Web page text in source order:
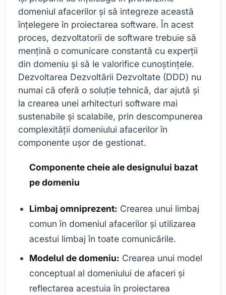
domeniul afacerilor și să integreze această
înțelegere în proiectarea software. În acest
proces, dezvoltatorii de software trebuie să
mențină o comunicare constantă cu experții
din domeniu și să le valorifice cunoștințele.
Dezvoltarea Dezvoltării Dezvoltate (DDD) nu
numai că oferă o soluție tehnică, dar ajută și
la crearea unei arhitecturi software mai
sustenabile și scalabile, prin descompunerea
complexității domeniului afacerilor în
componente ușor de gestionat.
Componente cheie ale designului bazat
pe domeniu
Limbaj omniprezent: Crearea unui limbaj
comun în domeniul afacerilor și utilizarea
acestui limbaj în toate comunicările.
Modelul de domeniu: Crearea unui model
conceptual al domeniului de afaceri și
reflectarea acestuia în proiectarea